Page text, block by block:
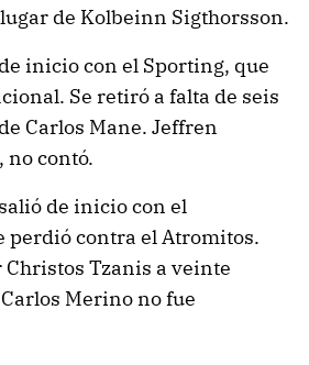
de Kolbeinn Sigthorsson.
inicio con el Sporting, que
Se retiró a falta de seis
Carlos Mane. Jeffren
no contó.
de inicio con el
perdió contra el Atromitos.
Tzanis a veinte
Merino no fue